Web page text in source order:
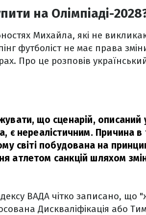
на Олімпіаді-
Михайла, які не
футболіст не має права
Про це розповів
що сценарій, описаний
є нереалістичним. Причина
світі побудована на
атлетом санкцій шляхом
ВАДА чітко записано, що
Дискваліфікація або